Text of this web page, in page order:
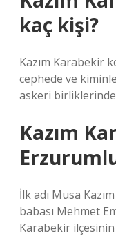
kaç kişi?
Kazım Karabekir
cephede ve kiminle
askeri
Kazım
İlk adı Musa
babası Mehmet
Karabekir